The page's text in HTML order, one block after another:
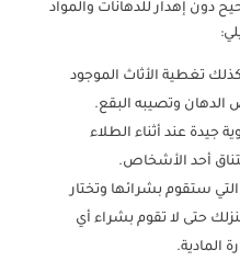
دون إهدار للدهانات والمواد
تغطية الأثاث الموجود
وتصيبه البقع.
جيدة عند أثناء الطلاء
أحد الأشخاص.
ستقوم بشرائها وتختار
حتى لا تقوم بشراء أي
المادية.